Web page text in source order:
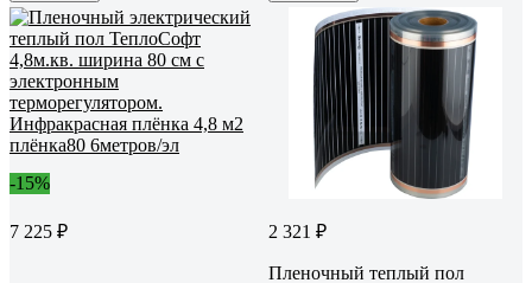
-15%
7 225 ₽ 2 321 ₽
Пленочный теплый пол